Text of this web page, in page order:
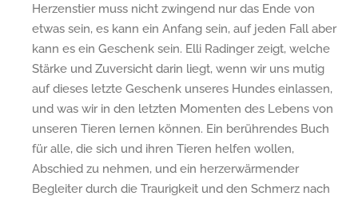
Herzenstier muss nicht zwingend nur das Ende von
etwas sein, es kann ein Anfang sein, auf jeden Fall aber
kann es ein Geschenk sein. Elli Radinger zeigt, welche
Stärke und Zuversicht darin liegt, wenn wir uns mutig
auf dieses letzte Geschenk unseres Hundes einlassen,
und was wir in den letzten Momenten des Lebens von
unseren Tieren lernen können. Ein berührendes Buch
für alle, die sich und ihren Tieren helfen wollen,
Abschied zu nehmen, und ein herzerwärmender
Begleiter durch die Traurigkeit und den Schmerz nach